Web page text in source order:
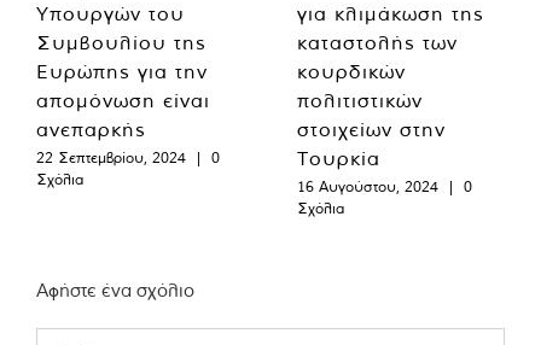
Υπουργών του
Συμβουλίου της
Ευρώπης για την
απομόνωση είναι
ανεπαρκής
22 Σεπτεμβρίου, 2024 |
0
Σχόλια
για κλιμάκωση της
καταστολής των
κουρδικών
πολιτιστικών
στοιχείων στην
Τουρκία
16 Αυγούστου, 2024 |
0
Σχόλια
Αφήστε ένα σχόλιο